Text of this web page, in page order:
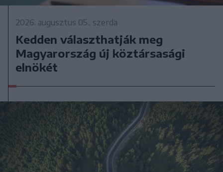
2026. augusztus 05., szerda
Kedden választhatják meg
Magyarország új köztársasági
elnökét